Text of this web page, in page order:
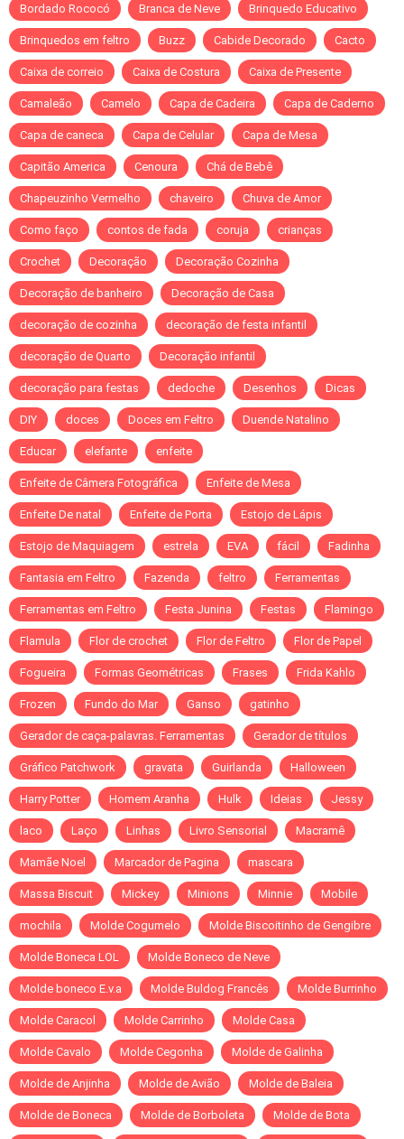
Bordado Rococó Branca de Neve Brinquedo Educativo
Brinquedos em feltro Buzz Cabide Decorado Cacto
Caixa de correio Caixa de Costura Caixa de Presente
Camaleão Camelo Capa de Cadeira Capa de Caderno
Capa de caneca Capa de Celular Capa de Mesa
Capitão America Cenoura Chá de Bebê
Chapeuzinho Vermelho chaveiro Chuva de Amor
Como faço contos de fada coruja crianças
Crochet Decoração Decoração Cozinha
Decoração de banheiro Decoração de Casa
decoração de cozinha decoração de festa infantil
decoração de Quarto Decoração infantil
decoração para festas dedoche Desenhos Dicas
DIY doces Doces em Feltro Duende Natalino
Educar elefante enfeite
Enfeite de Câmera Fotográfica Enfeite de Mesa
Enfeite De natal Enfeite de Porta Estojo de Lápis
Estojo de Maquiagem estrela EVA fácil Fadinha
Fantasia em Feltro Fazenda feltro Ferramentas
Ferramentas em Feltro Festa Junina Festas Flamingo
Flamula Flor de crochet Flor de Feltro Flor de Papel
Fogueira Formas Geométricas Frases Frida Kahlo
Frozen Fundo do Mar Ganso gatinho
Gerador de caça-palavras. Ferramentas Gerador de títulos
Gráfico Patchwork gravata Guirlanda Halloween
Harry Potter Homem Aranha Hulk Ideias Jessy
laco Laço Linhas Livro Sensorial Macramê
Mamãe Noel Marcador de Pagina mascara
Massa Biscuit Mickey Minions Minnie Mobile
mochila Molde Cogumelo Molde Biscoitinho de Gengibre
Molde Boneca LOL Molde Boneco de Neve
Molde boneco E.v.a Molde Buldog Francês Molde Burrinho
Molde Caracol Molde Carrinho Molde Casa
Molde Cavalo Molde Cegonha Molde de Galinha
Molde de Anjinha Molde de Avião Molde de Baleia
Molde de Boneca Molde de Borboleta Molde de Bota